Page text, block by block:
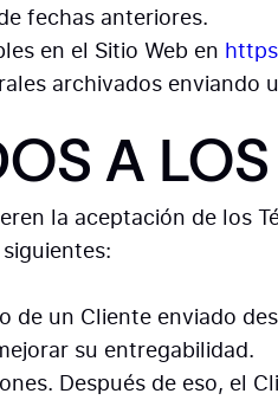
fechas anteriores.
en el Sitio Web en
archivados
A
la aceptación de los
un Cliente enviado
su entregabilidad.
Después de eso, el